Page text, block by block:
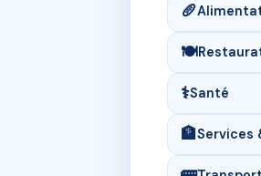
🥖
🍽️
⚕️Santé
🏦Services